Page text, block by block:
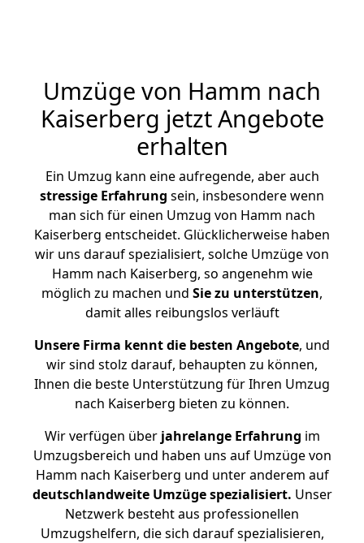
Umzüge von Hamm nach
Kaiserberg jetzt Angebote
erhalten
Ein Umzug kann eine aufregende, aber auch
stressige Erfahrung sein, insbesondere wenn
man sich für einen Umzug von Hamm nach
Kaiserberg entscheidet. Glücklicherweise haben
wir uns darauf spezialisiert, solche Umzüge von
Hamm nach Kaiserberg, so angenehm wie
möglich zu machen und Sie zu unterstützen,
damit alles reibungslos verläuft
Unsere Firma kennt die besten Angebote, und
wir sind stolz darauf, behaupten zu können,
Ihnen die beste Unterstützung für Ihren Umzug
nach Kaiserberg bieten zu können.
Wir verfügen überjahrelange Erfahrung im
Umzugsbereich und haben uns auf Umzüge von
Hamm nach Kaiserberg und unter anderem auf
deutschlandweite Umzüge spezialisiert. Unser
Netzwerk besteht aus professionellen
Umzugshelfern, die sich darauf spezialisieren,